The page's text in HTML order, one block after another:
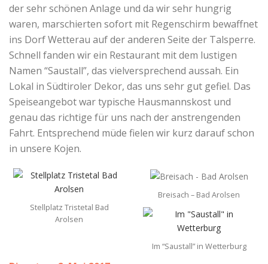
der sehr schönen Anlage und da wir sehr hungrig
waren, marschierten sofort mit Regenschirm bewaffnet
ins Dorf Wetterau auf der anderen Seite der Talsperre.
Schnell fanden wir ein Restaurant mit dem lustigen
Namen “Saustall”, das vielversprechend aussah. Ein
Lokal in Südtiroler Dekor, das uns sehr gut gefiel. Das
Speiseangebot war typische Hausmannskost und
genau das richtige für uns nach der anstrengenden
Fahrt. Entsprechend müde fielen wir kurz darauf schon
in unsere Kojen.
Stellplatz Tristetal Bad
Arolsen
Breisach – Bad Arolsen
Im “Saustall” in Wetterburg